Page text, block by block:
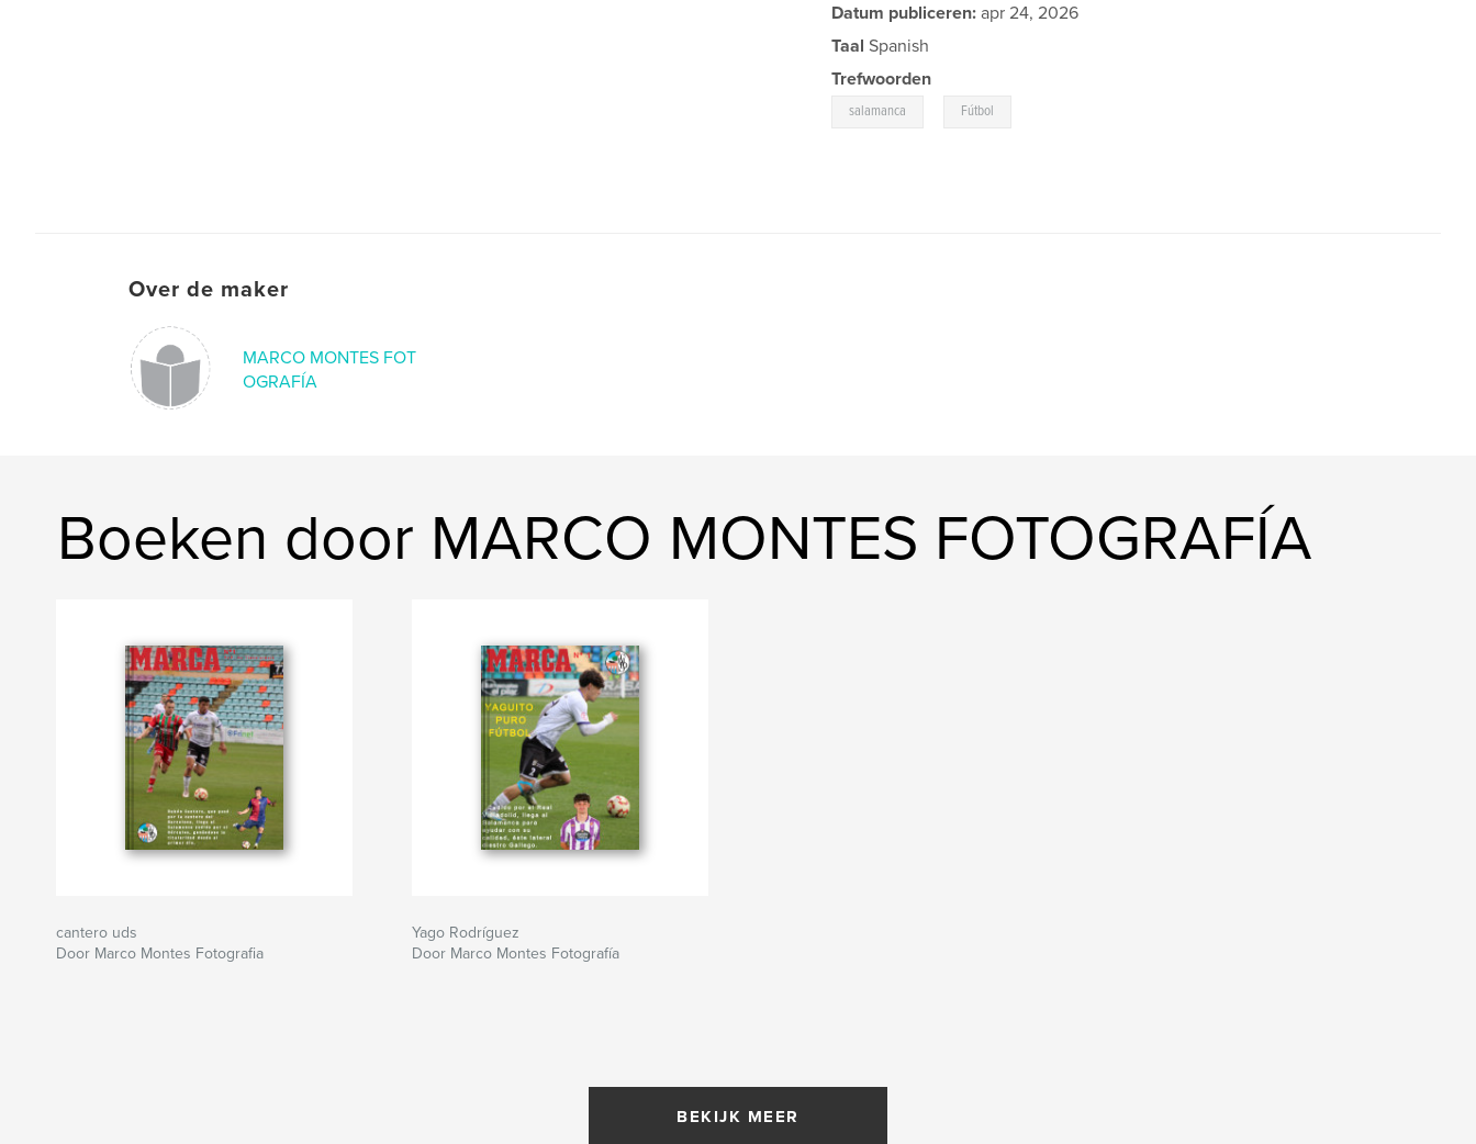
Datum publiceren: apr 24, 2026
Taal Spanish
Trefwoorden
salamanca Fútbol
Over de maker
MARCO MONTES FOT
OGRAFÍA
Boeken door MARCO MONTES FOTOGRAFÍA
cantero uds
Door Marco Montes Fotografia
Yago Rodríguez
Door Marco Montes Fotografía
BEKIJK MEER